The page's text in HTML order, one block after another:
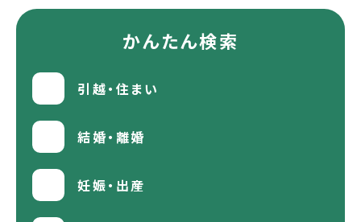
かんたん検索
引越・住まい
結婚・離婚
妊娠・出産